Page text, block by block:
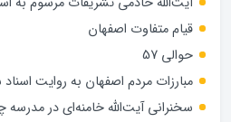
قیام متفاوت اصفهان
حوالی 57
مبارزات مردم اصفهان به روایت
سخنرانی آیت‌الله خامنه‌ای در مدرسه